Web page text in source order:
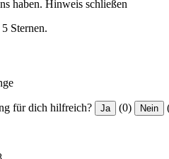
haben. Hinweis schließen
Sternen.
für dich hilfreich? Ja (0) Nein